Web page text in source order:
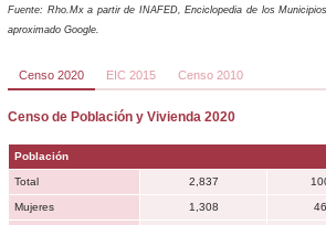
Fuente: Rho.Mx a partir de INAFED, Enciclopedia de los
aproximado Google.
Censo 2020 EIC 2015 Censo 2010
Censo de Población y Vivienda 2020
Población
Total 2,837
Mujeres 1,308